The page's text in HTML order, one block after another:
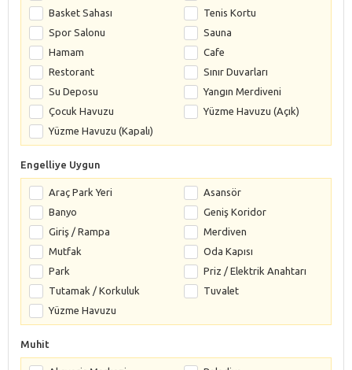
Basket Sahası
Tenis Kortu
Spor Salonu
Sauna
Hamam
Cafe
Restorant
Sınır Duvarları
Su Deposu
Yangın Merdiveni
Çocuk Havuzu
Yüzme Havuzu (Açık)
Yüzme Havuzu (Kapalı)
Engelliye Uygun
Araç Park Yeri
Asansör
Banyo
Geniş Koridor
Giriş / Rampa
Merdiven
Mutfak
Oda Kapısı
Park
Priz / Elektrik Anahtarı
Tutamak / Korkuluk
Tuvalet
Yüzme Havuzu
Muhit